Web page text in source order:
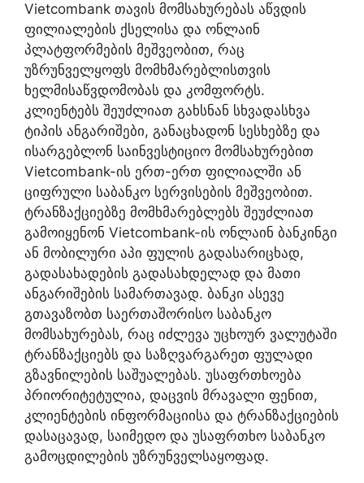
Vietcombank თავის მომსახურებას აწვდის
ფილიალების ქსელისა და ონლაინ
პლატფორმების მეშვეობით, რაც
უზრუნველყოფს მომხმარებლისთვის
ხელმისაწვდომობას და კომფორტს.
კლიენტებს შეუძლიათ გახსნან სხვადასხვა
ტიპის ანგარიშები, განაცხადონ სესხებზე და
ისარგებლონ საინვესტიციო მომსახურებით
Vietcombank-ის ერთ-ერთ ფილიალში ან
ციფრული საბანკო სერვისების მეშვეობით.
ტრანზაქციებზე მომხმარებლებს შეუძლიათ
გამოიყენონ Vietcombank-ის ონლაინ ბანკინგი
ან მობილური აპი ფულის გადასარიცხად,
გადასახადების გადასახდელად და მათი
ანგარიშების სამართავად. ბანკი ასევე
გთავაზობთ საერთაშორისო საბანკო
მომსახურებას, რაც იძლევა უცხოურ ვალუტაში
ტრანზაქციებს და საზღვარგარეთ ფულადი
გზავნილების საშუალებას. უსაფრთხოება
პრიორიტეტულია, დაცვის მრავალი ფენით,
კლიენტების ინფორმაციისა და ტრანზაქციების
დასაცავად, საიმედო და უსაფრთხო საბანკო
გამოცდილების უზრუნველსაყოფად.